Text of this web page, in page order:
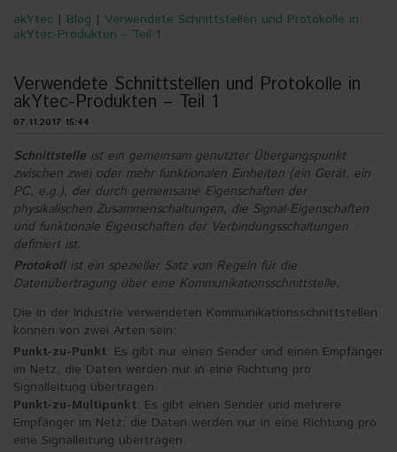
akYtec | Blog | Verwendete Schnittstellen und Protokolle in
akYtec-Produkten – Teil 1
Verwendete Schnittstellen und Protokolle in
akYtec-Produkten – Teil 1
07.11.2017 15:44
Schnittstelle ist ein gemeinsam genutzter Übergangspunkt
zwischen zwei oder mehr funktionalen Einheiten (ein Gerät, ein
PC, e.g.), der durch gemeinsame Eigenschaften der
physikalischen Zusammenschaltungen, die Signal-Eigenschaften
und funktionale Eigenschaften der Verbindungsschaltungen
definiert ist.
Protokollist ein spezieller Satz von Regeln für die
Datenübertragung über eine Kommunikationsschnittstelle.
Die in der Industrie verwendeten Kommunikationsschnittstellen
können von zwei Arten sein:
Punkt-zu-Punkt: Es gibt nur einen Sender und einen Empfänger
im Netz; die Daten werden nur in eine Richtung pro
Signalleitung übertragen.
Punkt-zu-Multipunkt: Es gibt einen Sender und mehrere
Empfänger im Netz; die Daten werden nur in eine Richtung pro
eine Signalleitung übertragen.